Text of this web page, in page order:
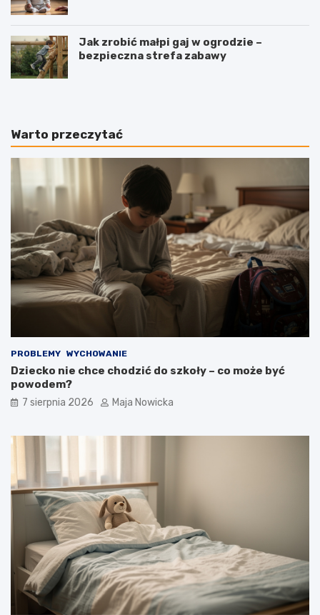
Jak zrobić małpi gaj w ogrodzie –
bezpieczna strefa zabawy
Warto przeczytać
PROBLEMY WYCHOWANIE
Dziecko nie chce chodzić do szkoły – co może być
powodem?
7 sierpnia 2026 Maja Nowicka